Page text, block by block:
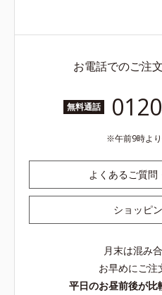
お電話でのご注
無料通話
午前9時よ
よくあるご質問
ショッピ
月末は混み
お早めにご注
平日のお昼前後が比